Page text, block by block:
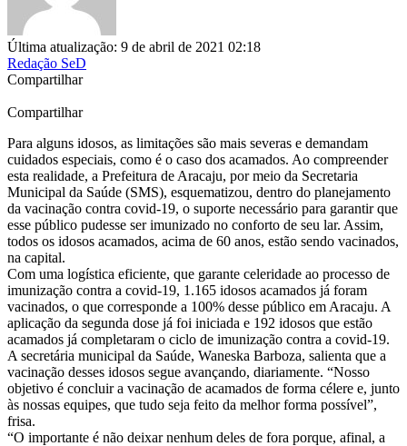
Última atualização: 9 de abril de 2021 02:18
Redação SeD
Compartilhar
Compartilhar
Para alguns idosos, as limitações são mais severas e demandam
cuidados especiais, como é o caso dos acamados. Ao compreender
esta realidade, a Prefeitura de Aracaju, por meio da Secretaria
Municipal da Saúde (SMS), esquematizou, dentro do planejamento
da vacinação contra covid-19, o suporte necessário para garantir que
esse público pudesse ser imunizado no conforto de seu lar. Assim,
todos os idosos acamados, acima de 60 anos, estão sendo vacinados,
na capital.
Com uma logística eficiente, que garante celeridade ao processo de
imunização contra a covid-19, 1.165 idosos acamados já foram
vacinados, o que corresponde a 100% desse público em Aracaju. A
aplicação da segunda dose já foi iniciada e 192 idosos que estão
acamados já completaram o ciclo de imunização contra a covid-19.
A secretária municipal da Saúde, Waneska Barboza, salienta que a
vacinação desses idosos segue avançando, diariamente. “Nosso
objetivo é concluir a vacinação de acamados de forma célere e, junto
às nossas equipes, que tudo seja feito da melhor forma possível”,
frisa.
“O importante é não deixar nenhum deles de fora porque, afinal, a